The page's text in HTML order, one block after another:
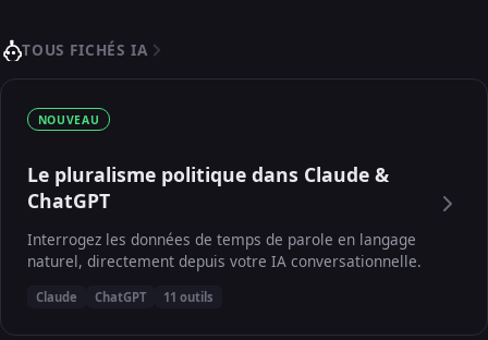
TOUS FICHÉS IA
NOUVEAU
Le pluralisme politique dans Claude &
ChatGPT
Interrogez les données de temps de parole en langage
naturel, directement depuis votre IA conversationnelle.
Claude ChatGPT 11 outils